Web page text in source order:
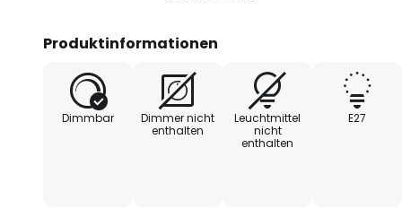
Designelement überzeugt. Das
strahlt und von der
nach unten reflektiert wird.
Produktinformationen
Dimmbar
Dimmer nicht
enthalten
Leuchtmittel
nicht
enthalten
E27